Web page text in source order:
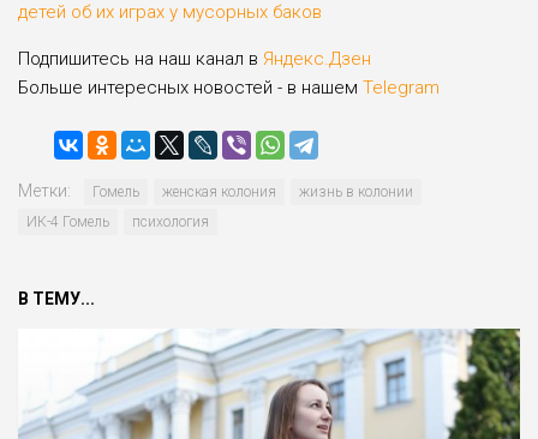
детей об их играх у мусорных баков
Подпишитесь на наш канал в Яндекс.Дзен
Больше интересных новостей - в нашем Telegram
Метки: Гомель женская колония
жизнь в колонии
ИК-4 Гомель
психология
В ТЕМУ...